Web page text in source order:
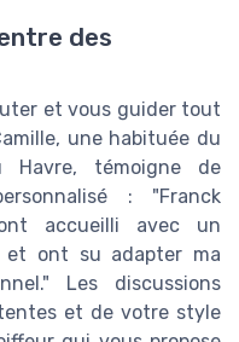
des
et vous guider tout
une habituée du
Havre, témoigne de
: "Franck
accueilli avec un
et ont su adapter ma
Les discussions
et de votre style